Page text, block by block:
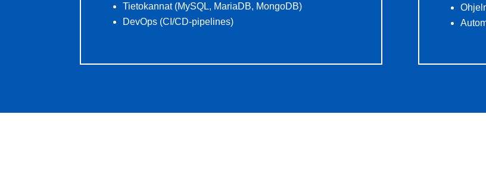
Tietokannat (MySQL, MariaDB, MongoDB)
DevOps (CI/CD-pipelines)